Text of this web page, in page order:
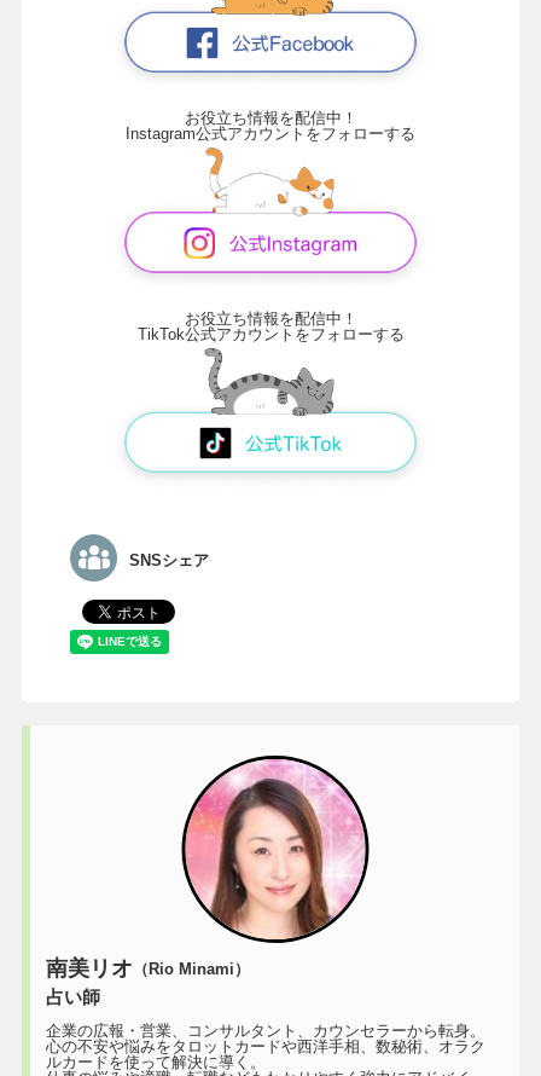
お役立ち情報を配信中！
Instagram公式アカウントをフォローする
お役立ち情報を配信中！
TikTok公式アカウントをフォローする
SNSシェア
南美リオ （Rio Minami）
占い師
企業の広報・営業、コンサルタント、カウンセラーから転身。
心の不安や悩みをタロットカードや西洋手相、数秘術、オラク
ルカードを使って解決に導く。